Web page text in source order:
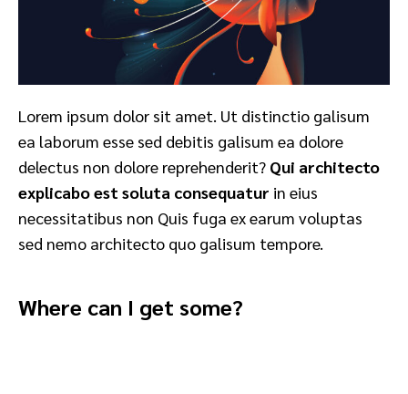
Lorem ipsum dolor sit amet. Ut distinctio galisum
ea laborum esse sed debitis galisum ea dolore
delectus non dolore reprehenderit? Qui architecto
explicabo est soluta consequatur in eius
necessitatibus non Quis fuga ex earum voluptas
sed nemo architecto quo galisum tempore.
Where can I get some?